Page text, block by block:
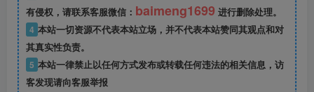
有侵权，请联系客服微信： baimeng1699 进行删除处理。
4 本站一切资源不代表本站立场，并不代表本站赞同其观点和对
其真实性负责。
5 本站一律禁止以任何方式发布或转载任何违法的相关信息，访
客发现请向客服举报